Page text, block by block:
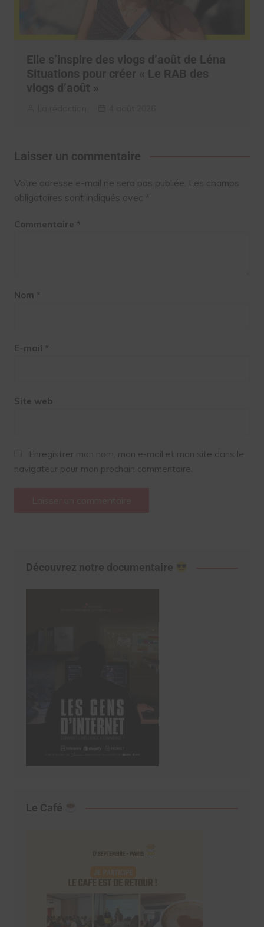
Elle s’inspire des vlogs d’août de Léna
Situations pour créer « Le RAB des
vlogs d’août »
Laisser un commentaire
Votre adresse e-mail ne sera pas publiée. Les champs
obligatoires sont indiqués avec *
Commentaire *
Nom *
E-mail *
Site web
Enregistrer mon nom, mon e-mail et mon site dans le
navigateur pour mon prochain commentaire.
Découvrez notre documentaire
Le Café